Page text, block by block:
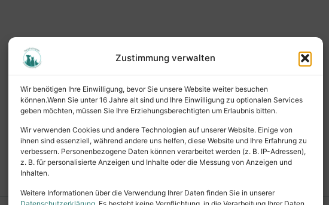
Zustimmung verwalten
Wir benötigen Ihre Einwilligung, bevor Sie unsere Website weiter besuchen
können.Wenn Sie unter 16 Jahre alt sind und Ihre Einwilligung zu optionalen Services
geben möchten, müssen Sie Ihre Erziehungsberechtigten um Erlaubnis bitten.
Wir verwenden Cookies und andere Technologien auf unserer Website. Einige von
ihnen sind essenziell, während andere uns helfen, diese Website und Ihre Erfahrung zu
verbessern. Personenbezogene Daten können verarbeitet werden (z. B. IP-Adressen),
z. B. für personalisierte Anzeigen und Inhalte oder die Messung von Anzeigen und
Inhalten.
Weitere Informationen über die Verwendung Ihrer Daten finden Sie in unserer